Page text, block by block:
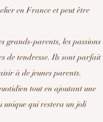
en France et peut être
grands-parents, les passions
de tendresse. Ils sont parfait
à de jeunes parents.
tout en ajoutant une
unique qui restera un joli